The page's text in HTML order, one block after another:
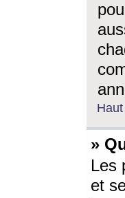
Haut
»
Les
et